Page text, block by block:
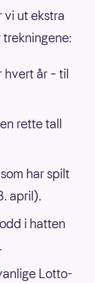
vi ut ekstra
år – til
rette tall
har spilt
april).
i hatten
Lotto-